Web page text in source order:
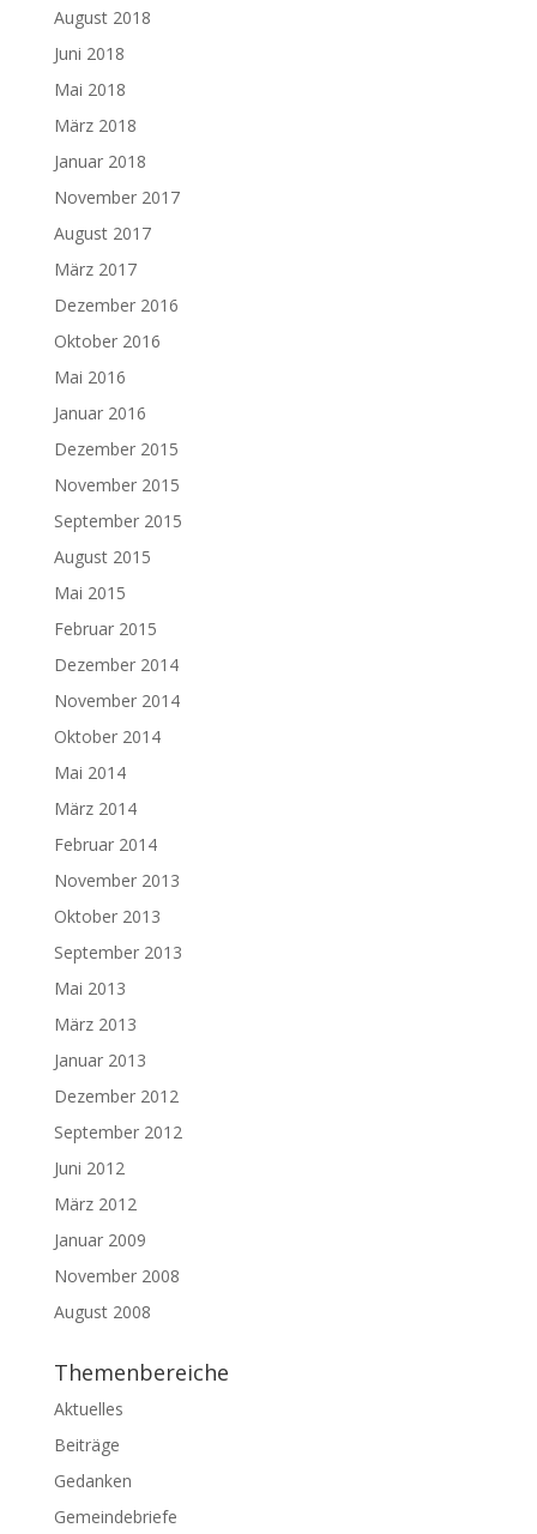
August 2018
Juni 2018
Mai 2018
März 2018
Januar 2018
November 2017
August 2017
März 2017
Dezember 2016
Oktober 2016
Mai 2016
Januar 2016
Dezember 2015
November 2015
September 2015
August 2015
Mai 2015
Februar 2015
Dezember 2014
November 2014
Oktober 2014
Mai 2014
März 2014
Februar 2014
November 2013
Oktober 2013
September 2013
Mai 2013
März 2013
Januar 2013
Dezember 2012
September 2012
Juni 2012
März 2012
Januar 2009
November 2008
August 2008
Themenbereiche
Aktuelles
Beiträge
Gedanken
Gemeindebriefe